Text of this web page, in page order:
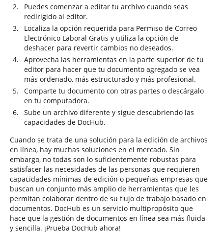
Puedes comenzar a editar tu archivo cuando seas
redirigido al editor.
Localiza la opción requerida para Permiso de Correo
Electrónico Laboral Gratis y utiliza la opción de
deshacer para revertir cambios no deseados.
Aprovecha las herramientas en la parte superior de tu
editor para hacer que tu documento agregado se vea
más ordenado, más estructurado y más profesional.
Comparte tu documento con otras partes o descárgalo
en tu computadora.
Sube un archivo diferente y sigue descubriendo las
capacidades de DocHub.
Cuando se trata de una solución para la edición de archivos
en línea, hay muchas soluciones en el mercado. Sin
embargo, no todas son lo suficientemente robustas para
satisfacer las necesidades de las personas que requieren
capacidades mínimas de edición o pequeñas empresas que
buscan un conjunto más amplio de herramientas que les
permitan colaborar dentro de su flujo de trabajo basado en
documentos. DocHub es un servicio multipropósito que
hace que la gestión de documentos en línea sea más fluida
y sencilla. ¡Prueba DocHub ahora!